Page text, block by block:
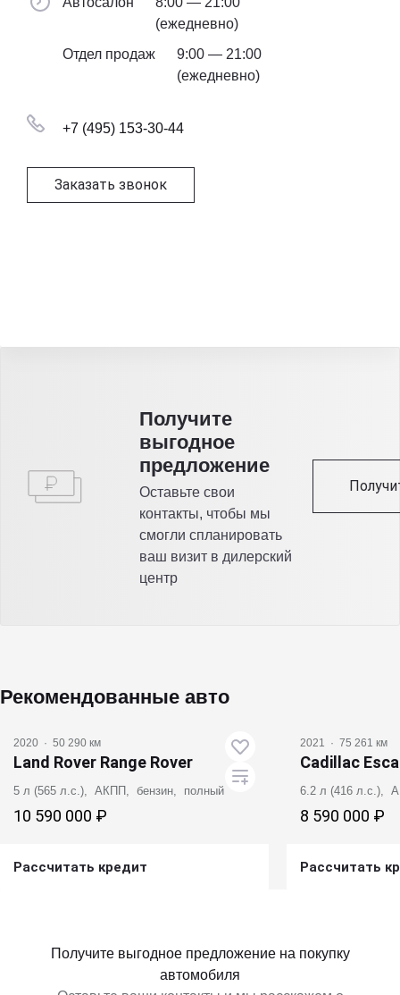
(ежедневно)
Отдел продаж
9:00 — 21:00
(ежедневно)
+7 (495) 153-30-44
Заказать звонок
Получитe
выгодное
предложение
Оставьте свои
контакты, чтобы мы
смогли спланировать
ваш визит в дилерский
центр
Рекомендованные авто
2020 · 50 290 км
Land Rover Range Rover
5 л (565 л.с.), АКПП, бензин, полный
10 590 000 ₽
Рассчитать кредит
2021 · 75 261 км
Cadillac
6.2 л (416 л.с.),
8 590 000 ₽
Рассчитать
Получите выгодное предложение на покупку
автомобиля